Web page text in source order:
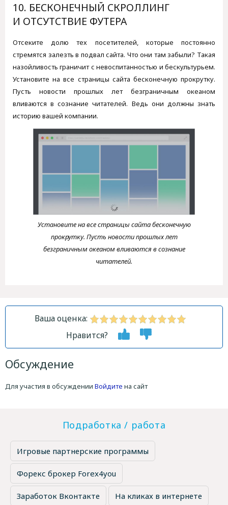
10. БЕСКОНЕЧНЫЙ СКРОЛЛИНГ
И ОТСУТСТВИЕ ФУТЕРА
Отсеките долю тех посетителей, которые постоянно
стремятся залезть в подвал сайта. Что они там забыли? Такая
назойливость граничит с невоспитанностью и бескультурьем.
Установите на все страницы сайта бесконечную прокрутку.
Пусть новости прошлых лет безграничным океаном
вливаются в сознание читателей. Ведь они должны знать
историю вашей компании.
Установите на все страницы сайта бесконечную
прокрутку. Пусть новости прошлых лет
безграничным океаном вливаются в сознание
читателей.
Ваша оценка:
Нравится?
Обсуждение
Для участия в обсуждении Войдите на сайт
Подработка / работа
Игровые партнерские программы
Форекс брокер Forex4you
Заработок Вконтакте На кликах в интернете